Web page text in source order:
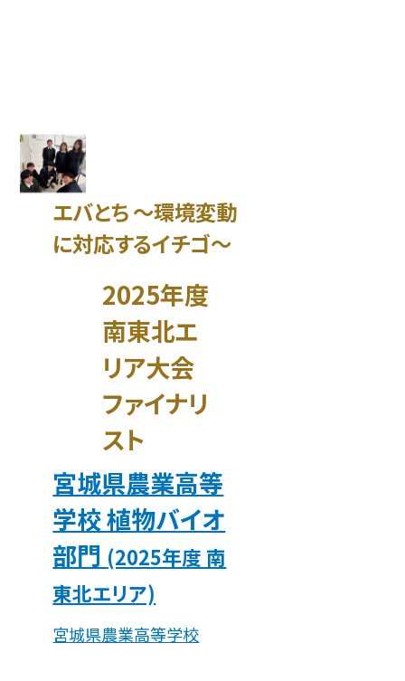
エバとち ～環境変動
に対応するイチゴ～
2025年度
南東北エ
リア大会
ファイナリ
スト
宮城県農業高等
学校 植物バイオ
部門 (2025年度 南
東北エリア)
宮城県農業高等学校